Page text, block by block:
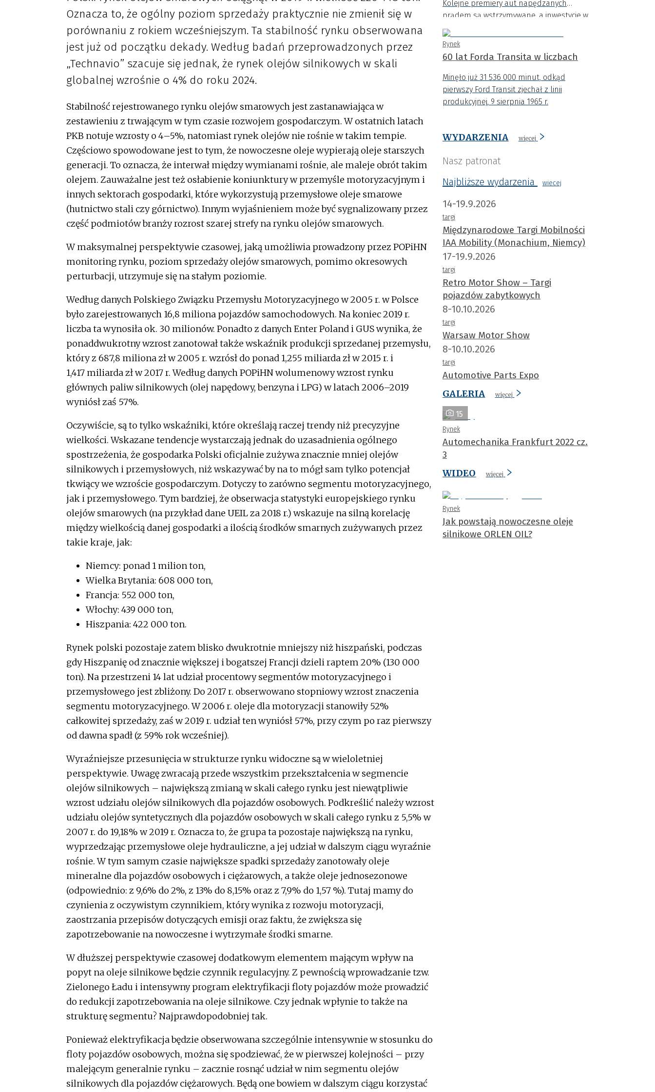
Oznacza to, że ogólny poziom sprzedaży praktycznie nie zmienił się w
porównaniu z rokiem wcześniejszym. Ta stabilność rynku obserwowana
jest już od początku dekady. Według badań przeprowadzonych przez
„Technavio” szacuje się jednak, że rynek olejów silnikowych w skali
globalnej wzrośnie o 4% do roku 2024.
Stabilność rejestrowanego rynku olejów smarowych jest zastanawiająca w
zestawieniu z trwającym w tym czasie rozwojem gospodarczym. W ostatnich latach
PKB notuje wzrosty o 4–5%, natomiast rynek olejów nie rośnie w takim tempie.
Częściowo spowodowane jest to tym, że nowoczesne oleje wypierają oleje starszych
generacji. To oznacza, że interwał między wymianami rośnie, ale maleje obrót takim
olejem. Zauważalne jest też osłabienie koniunktury w przemyśle motoryzacyjnym i
innych sektorach gospodarki, które wykorzystują przemysłowe oleje smarowe
(hutnictwo stali czy górnictwo). Innym wyjaśnieniem może być sygnalizowany przez
część podmiotów branży rozrost szarej strefy na rynku olejów smarowych.
W maksymalnej perspektywie czasowej, jaką umożliwia prowadzony przez POPiHN
monitoring rynku, poziom sprzedaży olejów smarowych, pomimo okresowych
perturbacji, utrzymuje się na stałym poziomie.
Według danych Polskiego Związku Przemysłu Motoryzacyjnego w 2005 r. w Polsce
było zarejestrowanych 16,8 miliona pojazdów samochodowych. Na koniec 2019 r.
liczba ta wynosiła ok. 30 milionów. Ponadto z danych Enter Poland i GUS wynika, że
ponaddwukrotny wzrost zanotował także wskaźnik produkcji sprzedanej przemysłu,
który z 687,8 miliona zł w 2005 r. wzrósł do ponad 1,255 miliarda zł w 2015 r. i
1,417 miliarda zł w 2017 r. Według danych POPiHN wolumenowy wzrost rynku
głównych paliw silnikowych (olej napędowy, benzyna i LPG) w latach 2006–2019
wyniósł zaś 57%.
Oczywiście, są to tylko wskaźniki, które określają raczej trendy niż precyzyjne
wielkości. Wskazane tendencje wystarczają jednak do uzasadnienia ogólnego
spostrzeżenia, że gospodarka Polski oficjalnie zużywa znacznie mniej olejów
silnikowych i przemysłowych, niż wskazywać by na to mógł sam tylko potencjał
tkwiący we wzroście gospodarczym. Dotyczy to zarówno segmentu motoryzacyjnego,
jak i przemysłowego. Tym bardziej, że obserwacja statystyki europejskiego rynku
olejów smarowych (na przykład dane UEIL za 2018 r.) wskazuje na silną korelację
między wielkością danej gospodarki a ilością środków smarnych zużywanych przez
takie kraje, jak:
Niemcy: ponad 1 milion ton,
Wielka Brytania: 608 000 ton,
Francja: 552 000 ton,
Włochy: 439 000 ton,
Hiszpania: 422 000 ton.
Rynek polski pozostaje zatem blisko dwukrotnie mniejszy niż hiszpański, podczas
gdy Hiszpanię od znacznie większej i bogatszej Francji dzieli raptem 20% (130 000
ton). Na przestrzeni 14 lat udział procentowy segmentów motoryzacyjnego i
przemysłowego jest zbliżony. Do 2017 r. obserwowano stopniowy wzrost znaczenia
segmentu motoryzacyjnego. W 2006 r. oleje dla motoryzacji stanowiły 52%
całkowitej sprzedaży, zaś w 2019 r. udział ten wyniósł 57%, przy czym po raz pierwszy
od dawna spadł (z 59% rok wcześniej).
Wyraźniejsze przesunięcia w strukturze rynku widoczne są w wieloletniej
perspektywie. Uwagę zwracają przede wszystkim przekształcenia w segmencie
olejów silnikowych – największą zmianą w skali całego rynku jest niewątpliwie
wzrost udziału olejów silnikowych dla pojazdów osobowych. Podkreślić należy wzrost
udziału olejów syntetycznych dla pojazdów osobowych w skali całego rynku z 5,5% w
2007 r. do 19,18% w 2019 r. Oznacza to, że grupa ta pozostaje największą na rynku,
wyprzedzając przemysłowe oleje hydrauliczne, a jej udział w dalszym ciągu wyraźnie
rośnie. W tym samym czasie największe spadki sprzedaży zanotowały oleje
mineralne dla pojazdów osobowych i ciężarowych, a także oleje jednosezonowe
(odpowiednio: z 9,6% do 2%, z 13% do 8,15% oraz z 7,9% do 1,57 %). Tutaj mamy do
czynienia z oczywistym czynnikiem, który wynika z rozwoju motoryzacji,
zaostrzania przepisów dotyczących emisji oraz faktu, że zwiększa się
zapotrzebowanie na nowoczesne i wytrzymałe środki smarne.
W dłuższej perspektywie czasowej dodatkowym elementem mającym wpływ na
popyt na oleje silnikowe będzie czynnik regulacyjny. Z pewnością wprowadzanie tzw.
Zielonego Ładu i intensywny program elektryfikacji floty pojazdów może prowadzić
do redukcji zapotrzebowania na oleje silnikowe. Czy jednak wpłynie to także na
strukturę segmentu? Najprawdopodobniej tak.
Ponieważ elektryfikacja będzie obserwowana szczególnie intensywnie w stosunku do
floty pojazdów osobowych, można się spodziewać, że w pierwszej kolejności – przy
malejącym generalnie rynku – zacznie rosnąć udział w nim segmentu olejów
silnikowych dla pojazdów ciężarowych. Będą one bowiem w dalszym ciągu korzystać
Kolejne premiery aut napędzanych
prądem są wstrzymywane, a inwestycje w
nowe platformy ograniczane. Coraz
wyraźniej widać, że dynamiczny rozwój
samochodów EV napotyka na poważne
bariery.
Rynek
60 lat Forda Transita w liczbach
Minęło już 31 536 000 minut, odkąd
pierwszy Ford Transit zjechał z linii
produkcyjnej, 9 sierpnia 1965 r.
WYDARZENIA więcej
Nasz patronat
Najbliższe wydarzenia
wiecej
14-19.9.2026
targi
Międzynarodowe Targi Mobilności
IAA Mobility (Monachium, Niemcy)
17-19.9.2026
targi
Retro Motor Show – Targi
pojazdów zabytkowych
8-10.10.2026
targi
Warsaw Motor Show
8-10.10.2026
targi
Automotive Parts Expo
GALERIA
więcej
15
Rynek
Automechanika Frankfurt 2022 cz.
3
WIDEO
więcej
Rynek
Jak powstają nowoczesne oleje
silnikowe ORLEN OIL?